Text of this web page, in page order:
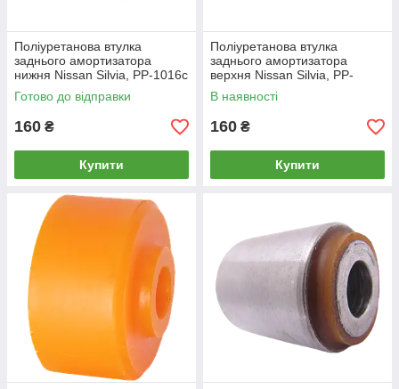
Поліуретанова втулка
заднього амортизатора
нижня Nissan Silvia, PP-1016c
Готово до відправки
160 ₴
Купити
Поліуретанова втулка
заднього амортизатора
верхня Nissan Silvia, PP-
1016d
В наявності
160 ₴
Купити